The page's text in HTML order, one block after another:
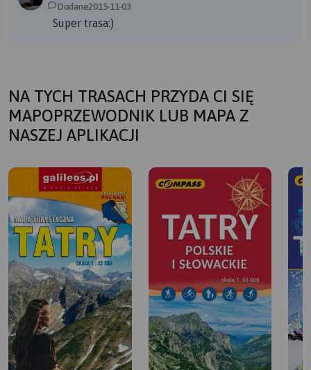
Dodane2015-11-03
Super trasa:)
NA TYCH TRASACH PRZYDA CI SIĘ
MAPOPRZEWODNIK LUB MAPA Z
NASZEJ APLIKACJI